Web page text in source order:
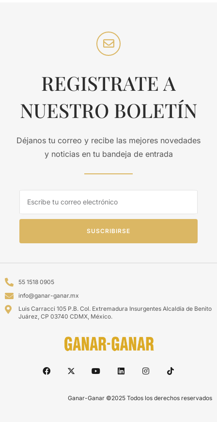
REGISTRATE A
NUESTRO BOLETÍN
Déjanos tu correo y recibe las mejores novedades
y noticias en tu bandeja de entrada
SUSCRIBIRSE
55 1518 0905
info@ganar-ganar.mx
Luis Carracci 105 P.B. Col. Extremadura Insurgentes Alcaldía de Benito
Juárez, CP 03740 CDMX, México.
Ganar-Ganar ©2025 Todos los derechos reservados